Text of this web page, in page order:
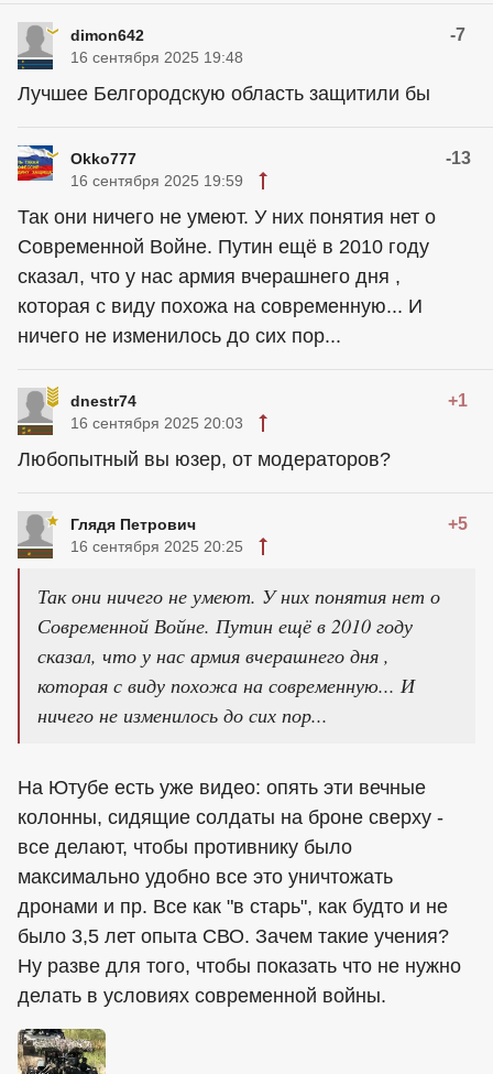
dimon642 -7
16 сентября 2025 19:48
Лучшее Белгородскую область защитили бы
Okko777 -13
16 сентября 2025 19:59
Так они ничего не умеют. У них понятия нет о
Современной Войне. Путин ещё в 2010 году
сказал, что у нас армия вчерашнего дня ,
которая с виду похожа на современную... И
ничего не изменилось до сих пор...
dnestr74 +1
16 сентября 2025 20:03
Любопытный вы юзер, от модераторов?
Глядя Петрович +5
16 сентября 2025 20:25
Так они ничего не умеют. У них понятия нет о
Современной Войне. Путин ещё в 2010 году
сказал, что у нас армия вчерашнего дня ,
которая с виду похожа на современную... И
ничего не изменилось до сих пор...
На Ютубе есть уже видео: опять эти вечные
колонны, сидящие солдаты на броне сверху -
все делают, чтобы противнику было
максимально удобно все это уничтожать
дронами и пр. Все как "в старь", как будто и не
было 3,5 лет опыта СВО. Зачем такие учения?
Ну разве для того, чтобы показать что не нужно
делать в условиях современной войны.